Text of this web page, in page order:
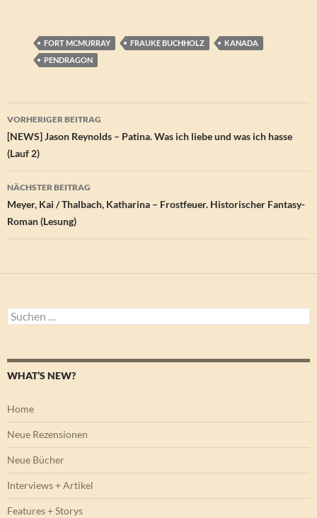
FORT MCMURRAY FRAUKE BUCHHOLZ
KANADA
PENDRAGON
Beitragsnavigation
VORHERIGER BEITRAG
[NEWS] Jason Reynolds – Patina. Was ich liebe und was ich hasse
(Lauf 2)
NÄCHSTER BEITRAG
Meyer, Kai / Thalbach, Katharina – Frostfeuer. Historischer Fantasy-
Roman (Lesung)
Suchen
nach:
WHAT’S NEW?
Home
Neue Rezensionen
Neue Bücher
Interviews + Artikel
Features + Storys